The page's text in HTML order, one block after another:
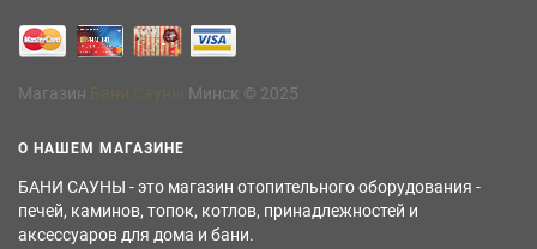
Магазин Минск © 2025
О НАШЕМ МАГАЗИНЕ
БАНИ САУНЫ - это магазин отопительного оборудования -
печей, каминов, топок, котлов, принадлежностей и
аксессуаров для дома и бани.